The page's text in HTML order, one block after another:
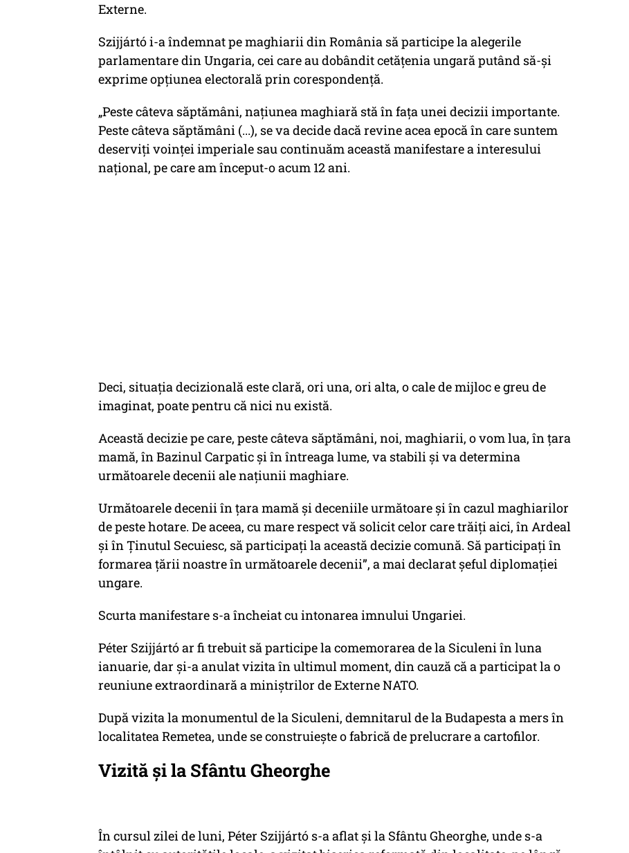
Externe.
Szijjártó i-a îndemnat pe maghiarii din România să participe la alegerile
parlamentare din Ungaria, cei care au dobândit cetăţenia ungară putând să-şi
exprime opţiunea electorală prin corespondenţă.
„Peste câteva săptămâni, naţiunea maghiară stă în faţa unei decizii importante.
Peste câteva săptămâni (...), se va decide dacă revine acea epocă în care suntem
deserviţi voinţei imperiale sau continuăm această manifestare a interesului
naţional, pe care am început-o acum 12 ani.
Deci, situaţia decizională este clară, ori una, ori alta, o cale de mijloc e greu de
imaginat, poate pentru că nici nu există.
Această decizie pe care, peste câteva săptămâni, noi, maghiarii, o vom lua, în ţara
mamă, în Bazinul Carpatic şi în întreaga lume, va stabili şi va determina
următoarele decenii ale naţiunii maghiare.
Următoarele decenii în ţara mamă şi deceniile următoare şi în cazul maghiarilor
de peste hotare. De aceea, cu mare respect vă solicit celor care trăiţi aici, în Ardeal
şi în Ţinutul Secuiesc, să participaţi la această decizie comună. Să participaţi în
formarea ţării noastre în următoarele decenii”, a mai declarat șeful diplomației
ungare.
Scurta manifestare s-a încheiat cu intonarea imnului Ungariei.
Péter Szijjártó ar fi trebuit să participe la comemorarea de la Siculeni în luna
ianuarie, dar şi-a anulat vizita în ultimul moment, din cauză că a participat la o
reuniune extraordinară a miniştrilor de Externe NATO.
După vizita la monumentul de la Siculeni, demnitarul de la Budapesta a mers în
localitatea Remetea, unde se construieşte o fabrică de prelucrare a cartofilor.
Vizită și la Sfântu Gheorghe
În cursul zilei de luni, Péter Szijjártó s-a aflat şi la Sfântu Gheorghe, unde s-a